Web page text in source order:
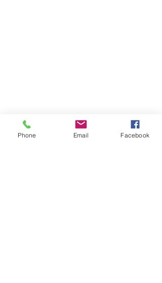
Phone Email Facebook